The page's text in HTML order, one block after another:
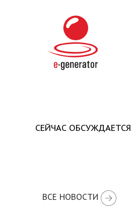
СЕЙЧАС ОБСУЖДАЕТСЯ
ВСЕ НОВОСТИ